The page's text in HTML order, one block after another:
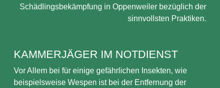
Schädlingsbekämpfung in Oppenweiler bezüglich der
sinnvollsten Praktiken.
KAMMERJÄGER IM NOTDIENST
Vor Allem bei für einige gefährlichen Insekten, wie
beispielsweise Wespen ist bei der Entfernung der